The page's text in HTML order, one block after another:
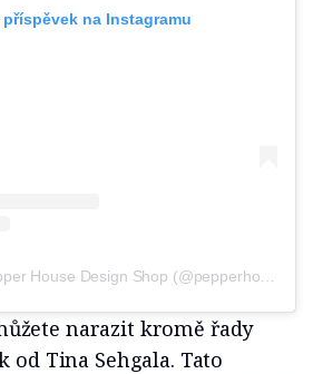
na Instagramu
narazit kromě řady
od Tina Sehgala. Tato